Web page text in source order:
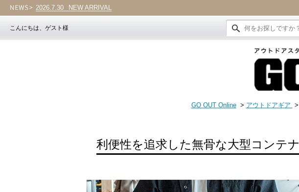
2026.7.30 Vol.203
こんにちは、ゲスト様
GO OUT Online > アウトドアギア >
利便性を追求した無骨な大型コンテナ